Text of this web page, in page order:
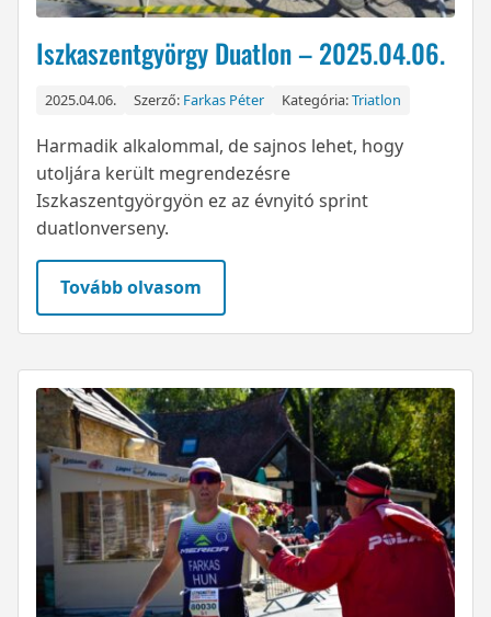
Iszkaszentgyörgy Duatlon – 2025.04.06.
2025.04.06. Szerző: Farkas Péter Kategória:Triatlon
Harmadik alkalommal, de sajnos lehet, hogy
utoljára került megrendezésre
Iszkaszentgyörgyön ez az évnyitó sprint
duatlonverseny.
Tovább olvasom